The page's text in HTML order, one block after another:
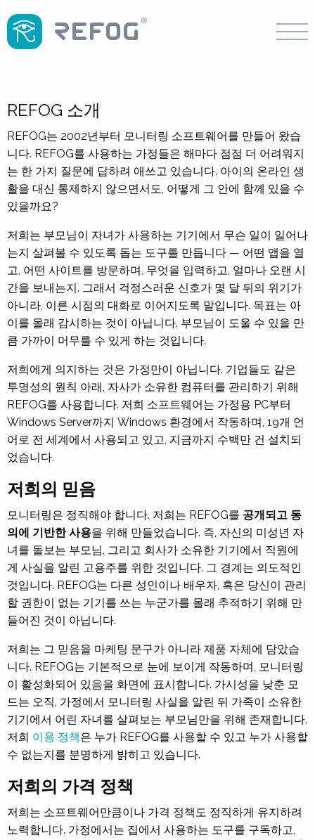
REFOG 소개
REFOG는 2002년부터 모니터링 소프트웨어를 만들어 왔습
니다. REFOG를 사용하는 가정들은 해마다 점점 더 어려워지
는 한 가지 질문에 답하려 애쓰고 있습니다. 아이의 온라인 생
활을 대신 통제하지 않으면서도, 어떻게 그 안에 함께 있을 수
있을까요?
저희는 부모님이 자녀가 사용하는 기기에서 무슨 일이 일어나
는지 살펴볼 수 있도록 돕는 도구를 만듭니다 — 어떤 앱을 열
고, 어떤 사이트를 방문하며, 무엇을 입력하고, 얼마나 오랜 시
간을 보내는지. 그래서 걱정스러운 신호가 몇 달 뒤의 위기가
아니라, 이른 시점의 대화로 이어지도록 말입니다. 목표는 아
이를 몰래 감시하는 것이 아닙니다. 부모님이 도울 수 있을 만
큼 가까이 머무를 수 있게 하는 것입니다.
저희에게 의지하는 것은 가정만이 아닙니다. 기업들도 같은
투명성의 원칙 아래, 자사가 소유한 컴퓨터를 관리하기 위해
REFOG를 사용합니다. 저희 소프트웨어는 가정용 PC부터
Windows Server까지 Windows 환경에서 작동하며, 19개 언
어로 전 세계에서 사용되고 있고, 지금까지 수백만 건 설치되
었습니다.
저희의 믿음
모니터링은 정직해야 합니다. 저희는 REFOG를 공개되고 동
의에 기반한 사용을 위해 만들었습니다. 즉, 자신의 미성년 자
녀를 돌보는 부모님, 그리고 회사가 소유한 기기에서 직원에
게 사실을 알린 고용주를 위한 것입니다. 그 경계는 의도적인
것입니다. REFOG는 다른 성인이나 배우자, 혹은 당신이 관리
할 권한이 없는 기기를 쓰는 누군가를 몰래 추적하기 위해 만
들어진 것이 아닙니다.
저희는 그 믿음을 마케팅 문구가 아니라 제품 자체에 담았습
니다. REFOG는 기본적으로 눈에 보이게 작동하며, 모니터링
이 활성화되어 있음을 화면에 표시합니다. 가시성을 낮춘 모
드는 오직, 가정에서 모니터링 사실을 알린 뒤 가족이 소유한
기기에서 어린 자녀를 살펴보는 부모님만을 위해 존재합니다.
저희 이용 정책은 누가 REFOG를 사용할 수 있고 누가 사용할
수 없는지를 분명하게 밝히고 있습니다.
저희의 가격 정책
저희는 소프트웨어만큼이나 가격 정책도 정직하게 유지하려
노력합니다. 가정에서는 집에서 사용하는 도구를 구독하고,